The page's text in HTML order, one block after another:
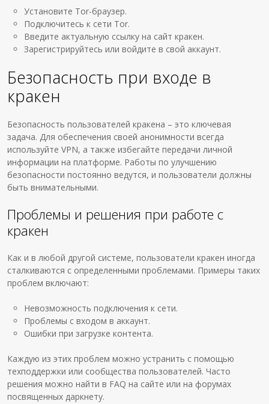
Установите Tor-браузер.
Подключитесь к сети Tor.
Введите актуальную ссылку на сайт кракен.
Зарегистрируйтесь или войдите в свой аккаунт.
Безопасность при входе в
кракен
Безопасность пользователей кракена – это ключевая
задача. Для обеспечения своей анонимности всегда
используйте VPN, а также избегайте передачи личной
информации на платформе. Работы по улучшению
безопасности постоянно ведутся, и пользователи должны
быть внимательными.
Проблемы и решения при работе с
кракен
Как и в любой другой системе, пользователи кракен иногда
сталкиваются с определенными проблемами. Примеры таких
проблем включают:
Невозможность подключения к сети.
Проблемы с входом в аккаунт.
Ошибки при загрузке контента.
Каждую из этих проблем можно устранить с помощью
техподдержки или сообщества пользователей. Часто
решения можно найти в FAQ на сайте или на форумах
посвященных даркнету.